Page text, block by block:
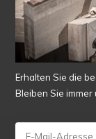
Erhalten Sie die
Bleiben Sie